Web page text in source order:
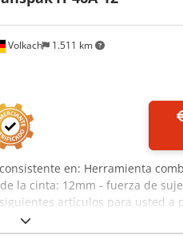
Volkach 1.511 km
en: Herramienta
de la cinta: 12mm - fuerza de
artículos para usted a
de aduanas Obtención